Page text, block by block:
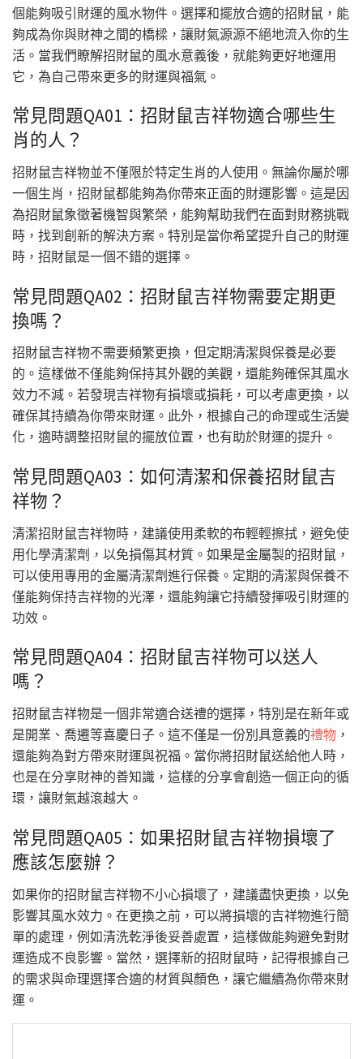
個能夠吸引財運的風水物件。選擇和擺放合適的招財鼠，能
夠成為你與財神之間的橋樑，讓財氣源源不絕地流入你的生
活。當我們瞭解招財鼠的風水意義後，就能夠更好地運用
它，為自己帶來更多的財運與福氣。
常見問題QA01：招財鼠吉祥物適合哪些生
肖的人？
招財鼠吉祥物並不僅限於特定生肖的人使用。無論你屬於哪
一個生肖，招財鼠都能夠為你帶來正面的財運影響。這是因
為招財鼠象徵著機智與繁榮，能夠幫助我們在面對財務挑戰
時，找到創新的解決方案。特別是當你希望提升自己的財運
時，招財鼠是一個不錯的選擇。
常見問題QA02：招財鼠吉祥物需要定期更
換嗎？
招財鼠吉祥物不需要頻繁更換，但定期清潔與保養是必要
的。這樣做不僅能夠保持其外觀的美觀，還能夠確保其風水
效力不減。若發現吉祥物有損壞或損耗，可以考慮更換，以
確保其持續為你帶來財運。此外，根據自己的命理或生活變
化，適時調整招財鼠的擺放位置，也有助於財運的提升。
常見問題QA03：如何清潔和保養招財鼠吉
祥物？
清潔招財鼠吉祥物時，建議使用柔軟的布輕輕擦拭，避免使
用化學清潔劑，以免損傷其材質。如果是金屬製的招財鼠，
可以使用專用的金屬清潔劑進行保養。定期的清潔與保養不
僅能夠保持吉祥物的光澤，還能夠讓它持續發揮吸引財運的
功效。
常見問題QA04：招財鼠吉祥物可以送人
嗎？
招財鼠吉祥物是一個非常適合送禮的選擇，特別是在新年或
是開業、喬遷等喜慶日子。這不僅是一份別具意義的禮物 ，
還能夠為對方帶來財運與祝福。當你將招財鼠送給他人時，
也是在分享財神的善知識，這樣的分享會創造一個正向的循
環，讓財氣越滾越大。
常見問題QA05：如果招財鼠吉祥物損壞了
應該怎麼辦？
如果你的招財鼠吉祥物不小心損壞了，建議盡快更換，以免
影響其風水效力。在更換之前，可以將損壞的吉祥物進行簡
單的處理，例如清洗乾淨後妥善處置，這樣做能夠避免對財
運造成不良影響。當然，選擇新的招財鼠時，記得根據自己
的需求與命理選擇合適的材質與顏色，讓它繼續為你帶來財
運。